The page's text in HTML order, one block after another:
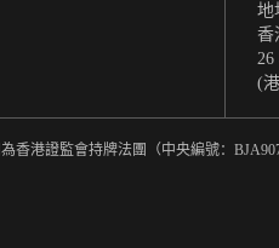
地
香
26
(
香港證監會持牌法團（中央編號：